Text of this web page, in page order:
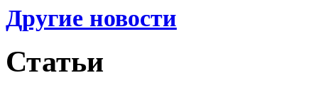
Другие новости
Статьи